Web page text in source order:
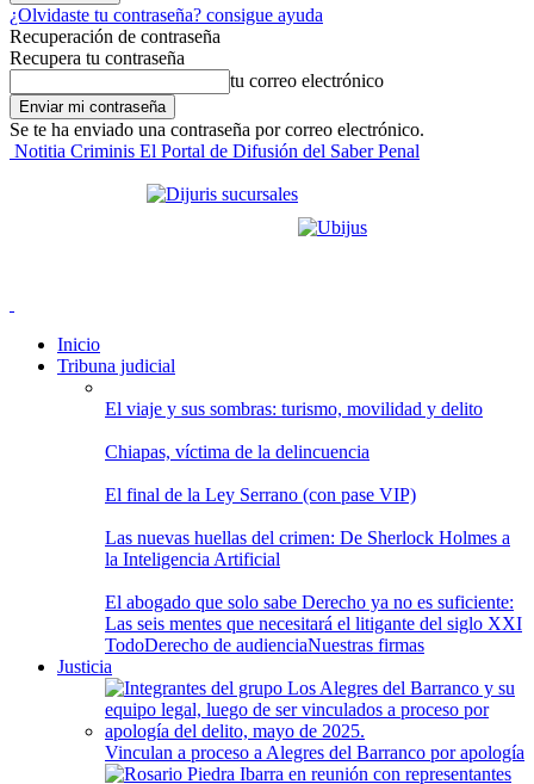
¿Olvidaste tu contraseña? consigue ayuda
Recuperación de contraseña
Recupera tu contraseña
tu correo electrónico
Se te ha enviado una contraseña por correo electrónico.
Notitia Criminis El Portal de Difusión del Saber Penal
Inicio
Tribuna judicial
El viaje y sus sombras: turismo, movilidad y delito
Chiapas, víctima de la delincuencia
El final de la Ley Serrano (con pase VIP)
Las nuevas huellas del crimen: De Sherlock Holmes a
la Inteligencia Artificial
El abogado que solo sabe Derecho ya no es suficiente:
Las seis mentes que necesitará el litigante del siglo XXI
TodoDerecho de audienciaNuestras firmas
Justicia
Vinculan a proceso a Alegres del Barranco por apología